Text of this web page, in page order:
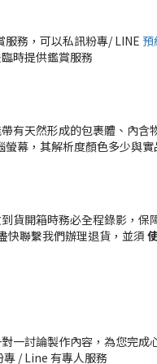
務，可以私訊粉專/ LINE 預
時提供鑑賞服務
有天然形成的包裹體、內
幕，其解析度顏色多少與
貨開箱時務必全程錄影，保
快聯繫我們辦理退貨，並須
一討論製作內容，為您完成
專 / Line 有專人服務